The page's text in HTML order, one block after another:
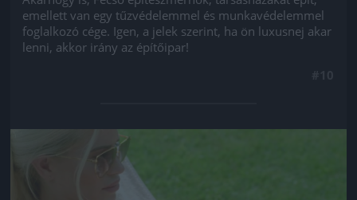
emellett van egy tűzvédelemmel és munkavédelemmel
foglalkozó cége. Igen, a jelek szerint, ha ön luxusnej akar
lenni, akkor irány az építőipar!
Jön még kép!